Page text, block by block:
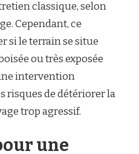
classique, selon
Cependant, ce
si le terrain se situe
ou très exposée
intervention
risques de détériorer la
trop agressif.
une